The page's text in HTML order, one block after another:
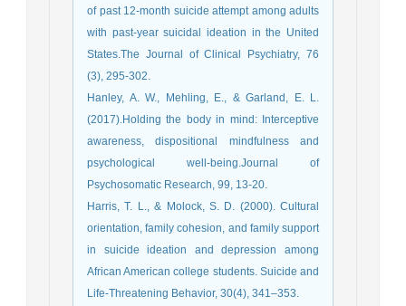
of past 12-month suicide attempt among adults
with past-year suicidal ideation in the United
States.The Journal of Clinical Psychiatry, 76
(3), 295-302.
Hanley, A. W., Mehling, E., & Garland, E. L.
(2017).Holding the body in mind: Interceptive
awareness, dispositional mindfulness and
psychological well-being.Journal of
Psychosomatic Research, 99, 13-20.
Harris, T. L., & Molock, S. D. (2000). Cultural
orientation, family cohesion, and family support
in suicide ideation and depression among
African American college students. Suicide and
Life-Threatening Behavior, 30(4), 341–353.